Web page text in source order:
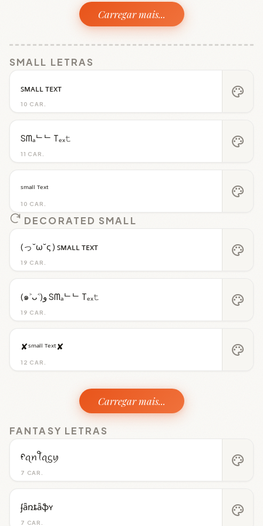
Carregar mais...
SMALL LETRAS
10 CAR.
ꜱᴍᴀʟʟ ᴛᴇxᴛ palette
11 CAR.
Sᗰₐᄂᄂ Tₑₓ𝚝 palette
10 CAR.
ˢᵐᵃˡˡ ᵀᵉˣᵗ palette
DECORATED SMALL
19 CAR.
(っ˘ω˘ς ) ꜱᴍᴀʟʟ ᴛᴇxᴛ palette
19 CAR.
(๑˃ᴗ˂)ﻭ Sᗰₐᄂᄂ Tₑₓ𝚝 palette
12 CAR.
✘ˢᵐᵃˡˡ ᵀᵉˣᵗ✘ palette
Carregar mais...
FANTASY LETRAS
7 CAR.
ᠻꪖꪀꪻꪖᦓꪗ palette
7 CAR.
ʄǟռȶǟֆʏ palette